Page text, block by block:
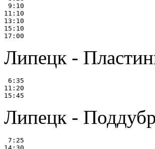
9:10
11:10
13:10
15:10
Липецк -
6:35
11:20
Липецк -
7:25